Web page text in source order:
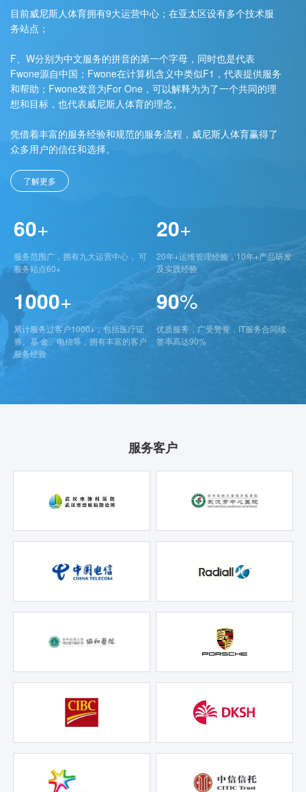
目前威尼斯人体育拥有9大运营中心；在亚太区设有多个技术服
务站点；
F、W分别为中文服务的拼音的第一个字母，同时也是代表
Fwone源自中国；Fwone在计算机含义中类似F1，代表提供服务
和帮助；Fwone发音为For One，可以解释为为了一个共同的理
想和目标，也代表威尼斯人体育的理念。
凭借着丰富的服务经验和规范的服务流程，威尼斯人体育赢得了
众多用户的信任和选择。
了解更多
60+
服务范围广，拥有九大运营中心， 可
服务站点60+
20+
20年+运维管理经验，10年+产品研发
及实践经验
1000+
累计服务过客户1000+，包括医疗证
券、基 金、电信等，拥有丰富的客户
服务经验
90%
优质服务，广受赞誉，IT服务合同续
签率高达90%
服务客户